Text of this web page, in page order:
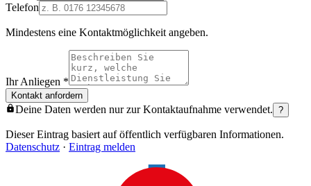
Telefon
Mindestens eine Kontaktmöglichkeit angeben.
Ihr Anliegen *
Kontakt anfordern
Deine Daten werden nur zur Kontaktaufnahme verwendet. ?
Dieser Eintrag basiert auf öffentlich verfügbaren Informationen.
Datenschutz · Eintrag melden